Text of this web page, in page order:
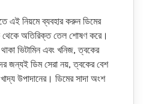
এই নিয়মে ব্যবহার করুন ডিমের
থেকে অতিরিক্ত তেল শোষণ করে।
ভিটামিন এবং খনিজ, ত্বকের
জন্যই ডিম সেরা নয়, ত্বকের বেশ
উপাদানের। ডিমের সাদা অংশ